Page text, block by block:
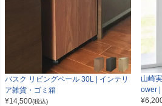
バスク リビングペール 30L | インテリ
ア雑貨・ゴミ箱
¥14,500(税込)
山崎
ower
¥